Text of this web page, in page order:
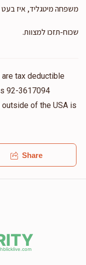
משפחה מיטגליד, איז בעט
שכוח-תזכו למצוות.
are tax deductible
92-3617094
of the USA is
Share